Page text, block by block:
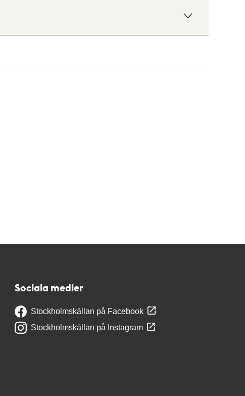
Sociala medier
Stockholmskällan på Facebook
Stockholmskällan på Instagram